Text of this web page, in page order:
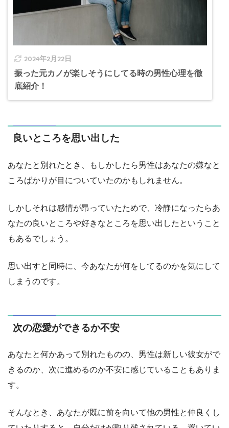
2024年2月22日
振った元カノが楽しそうにしてる時の男性心理を徹
底紹介！
良いところを思い出した
あなたと別れたとき、もしかしたら男性はあなたの嫌なと
ころばかりが目についていたのかもしれません。
しかしそれは感情が昂っていたためで、冷静になったらあ
なたの良いところや好きなところを思い出したということ
もあるでしょう。
思い出すと同時に、今あなたが何をしてるのかを気にして
しまうのです。
次の恋愛ができるか不安
あなたと何かあって別れたものの、男性は新しい彼女がで
きるのか、次に進めるのか不安に感じていることもありま
す。
そんなとき、あなたが既に前を向いて他の男性と仲良くし